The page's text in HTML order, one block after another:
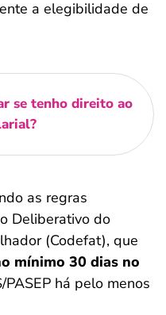
a elegibilidade de
se tenho direito ao
as regras
Deliberativo do
(Codefat), que
mínimo 30 dias no
há pelo menos